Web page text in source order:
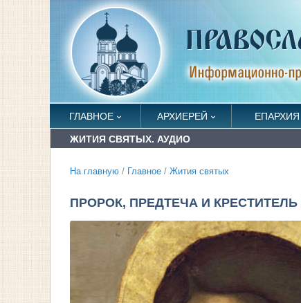
ГЛАВНОЕ АРХИЕРЕЙ ЕПАРХИЯ
ЖИТИЯ СВЯТЫХ. АУДИО
На главную / Главное / Жития святых
ПРОРОК, ПРЕДТЕЧА И